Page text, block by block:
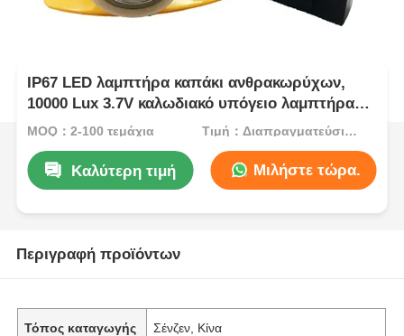
IP67 LED λαμπτήρα καπάκι ανθρακωρύχων,
10000 Lux 3.7V καλωδιακό υπόγειο λαμπτήρα
ανθρακωρύχων
MOQ：2-100 τεμάχια Τιμή：Διαπραγματεύσιμα
Καλύτερη τιμή Μιλήστε τώρα.
Περιγραφή προϊόντων
Τόπος καταγωγής Σένζεν, Κίνα